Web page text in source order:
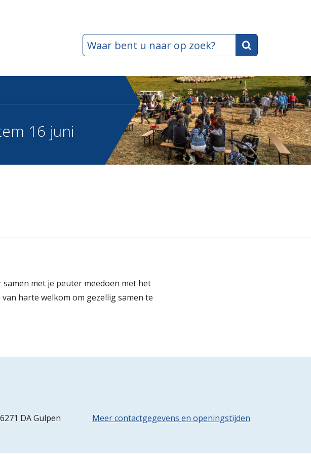
16 juni
samen met je peuter meedoen met het
harte welkom om gezellig samen te
DA Gulpen Meer contactgegevens en openingstijden